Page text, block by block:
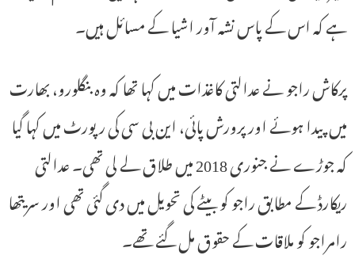
ہے کہ اس کے پاس نشہ آور اشیا کے مسائل ہیں۔
پرکاش راجو نے عدالتی کاغذات میں کہا تھا کہ وہ بنگلورو، بھارت
میں پیدا ہوئے اور پرورش پائی، این بی سی کی رپورٹ میں کہا گیا
کہ جوڑے نے جنوری 2018 میں طلاق لے لی تھی۔ عدالتی
ریکارڈ کے مطابق راجو کو بیٹے کی تحویل میں دی گئی تھی اور سریتھا
رامراجو کو ملاقات کے حقوق مل گئے تھے۔